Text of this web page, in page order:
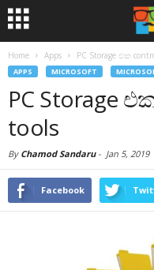
Home Apps PC Storage එක
APPS MICROSOFT
PC Storage
tools
By Chamod Sandaru- Jan 5, 2019
Facebook